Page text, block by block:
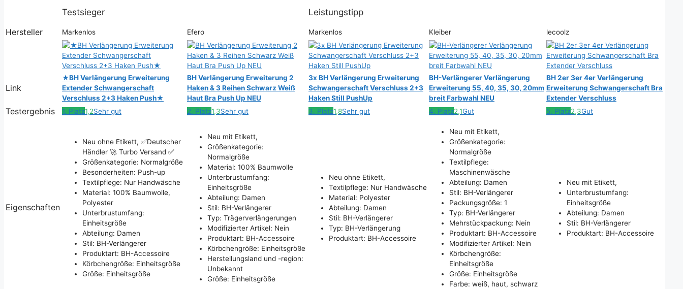
Testsieger
Leistungstipp
Hersteller
Markenlos Efero Markenlos Kleiber lecoolz
Link
★BH Verlängerung Erweiterung
Extender Schwangerschaft
Verschluss 2+3 Haken Push★
BH Verlängerung Erweiterung 2
Haken & 3 Reihen Schwarz Weiß
Haut Bra Push Up NEU
3x BH Verlängerung Erweiterung
Schwangerschaft Verschluss 2+3
Haken Still PushUp
BH-Verlängerer Verlängerung
Erweiterung 55, 40, 35, 30, 20mm
breit Farbwahl NEU
BH 2er 3er 4er Verlängerung
Erweiterung Schwangerschaft Bra
Extender Verschluss
Testergebnis 1. Platz1,2Sehr gut 2. Platz1,3Sehr gut 3. Platz1,8Sehr gut 4. Platz2,1Gut 5. Platz2,3Gut
Eigenschaften
Neu ohne Etikett, ✅Deutscher
Händler 🚀 Turbo Versand ✅
Größenkategorie: Normalgröße
Besonderheiten: Push-up
Textilpflege: Nur Handwäsche
Material: 100% Baumwolle,
Polyester
Unterbrustumfang:
Einheitsgröße
Abteilung: Damen
Stil: BH-Verlängerer
Produktart: BH-Accessoire
Körbchengröße: Einheitsgröße
Größe: Einheitsgröße
Neu mit Etikett,
Größenkategorie:
Normalgröße
Material: 100% Baumwolle
Unterbrustumfang:
Einheitsgröße
Abteilung: Damen
Stil: BH-Verlängerer
Typ: Trägerverlängerungen
Modifizierter Artikel: Nein
Produktart: BH-Accessoire
Körbchengröße: Einheitsgröße
Herstellungsland und -region:
Unbekannt
Größe: Einheitsgröße
Neu ohne Etikett,
Textilpflege: Nur Handwäsche
Material: Polyester
Abteilung: Damen
Stil: BH-Verlängerer
Typ: BH-Verlängerung
Produktart: BH-Accessoire
Neu mit Etikett,
Größenkategorie:
Normalgröße
Textilpflege:
Maschinenwäsche
Abteilung: Damen
Stil: BH-Verlängerer
Packungsgröße: 1
Typ: BH-Verlängerer
Mehrstückpackung: Nein
Produktart: BH-Accessoire
Modifizierter Artikel: Nein
Körbchengröße:
Einheitsgröße
Größe: Einheitsgröße
Farbe: weiß, haut, schwarz
Neu mit Etikett,
Unterbrustumfang:
Einheitsgröße
Abteilung: Damen
Stil: BH-Verlängerer
Produktart: BH-Accessoire